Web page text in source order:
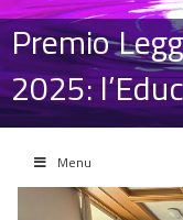
Premio
2025:
Menu